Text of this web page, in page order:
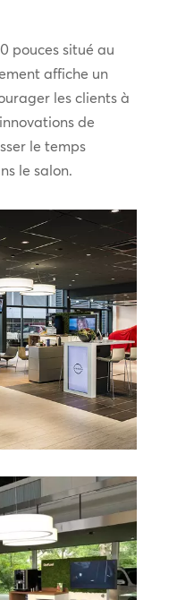
pouces situé au
affiche un
les clients à
de
le temps
le salon.